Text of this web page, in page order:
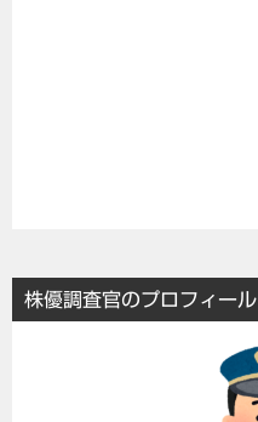
株優調査官のプロフィール